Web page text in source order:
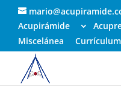
Acupirámide
Miscelánea
Currículum